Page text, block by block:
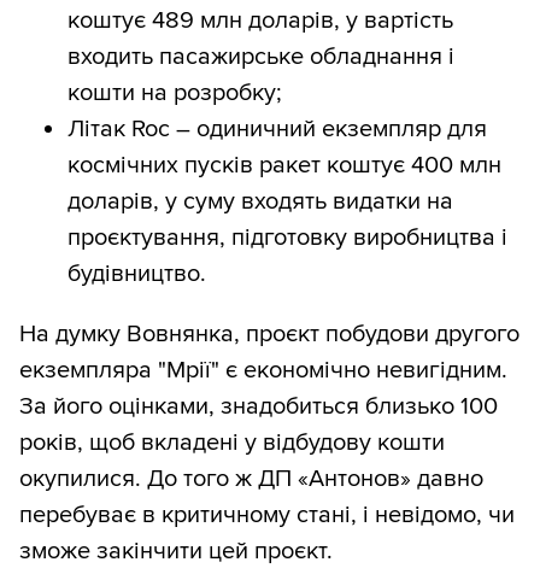
коштує 489 млн доларів, у вартість
входить пасажирське обладнання і
кошти на розробку;
Літак Roc – одиничний екземпляр для
космічних пусків ракет коштує 400 млн
доларів, у суму входять видатки на
проєктування, підготовку виробництва і
будівництво.
На думку Вовнянка, проєкт побудови другого
екземпляра "Мрії" є економічно невигідним.
За його оцінками, знадобиться близько 100
років, щоб вкладені у відбудову кошти
окупилися. До того ж ДП «Антонов» давно
перебуває в критичному стані, і невідомо, чи
зможе закінчити цей проєкт.